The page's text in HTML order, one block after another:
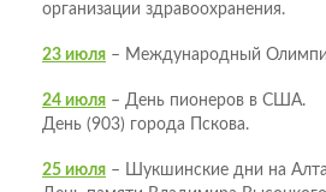
организации здравоохранения.
23 июля – Международный
24 июля – День пионеров в США.
День (903) города Пскова.
25 июля – Шукшинские дни на